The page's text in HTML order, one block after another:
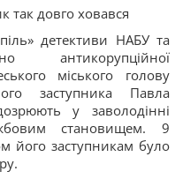
так довго ховався
детективи НАБУ та
антикорупційної
міського голову
заступника Павла
у заволодінні
становищем. 9
його заступникам було